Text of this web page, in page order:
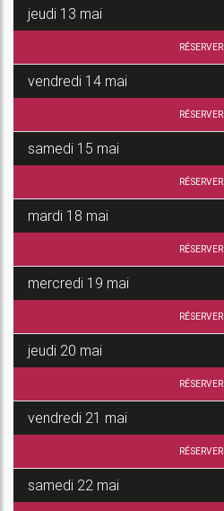
jeudi 13 mai
RÉSERVER
vendredi 14 mai
RÉSERVER
samedi 15 mai
RÉSERVER
mardi 18 mai
RÉSERVER
mercredi 19 mai
RÉSERVER
jeudi 20 mai
RÉSERVER
vendredi 21 mai
RÉSERVER
samedi 22 mai